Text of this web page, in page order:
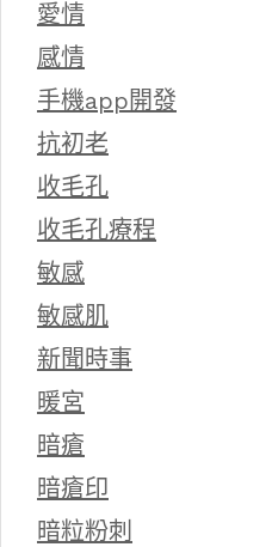
愛情
感情
手機app開發
抗初老
收毛孔
收毛孔療程
敏感
敏感肌
新聞時事
暖宮
暗瘡
暗瘡印
暗粒粉刺